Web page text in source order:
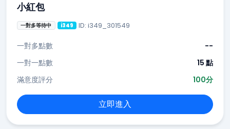
小紅包
一對多等待中 i349 ID: i349_301549
一對多點數
--
一對一點數
15 點
滿意度評分
100分
立即進入